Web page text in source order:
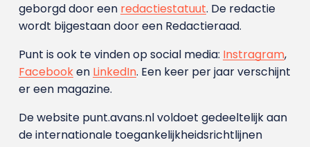
geborgd door een redactiestatuut. De redactie
wordt bijgestaan door een Redactieraad.
Punt is ook te vinden op social media: Instragram,
Facebooken LinkedIn. Een keer per jaar verschijnt
er een magazine.
De website punt.avans.nl voldoet gedeeltelijk aan
de internationale toegankelijkheidsrichtlijnen